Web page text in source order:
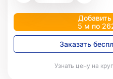
Добавить
5 м по
Заказать
Узнать цену на